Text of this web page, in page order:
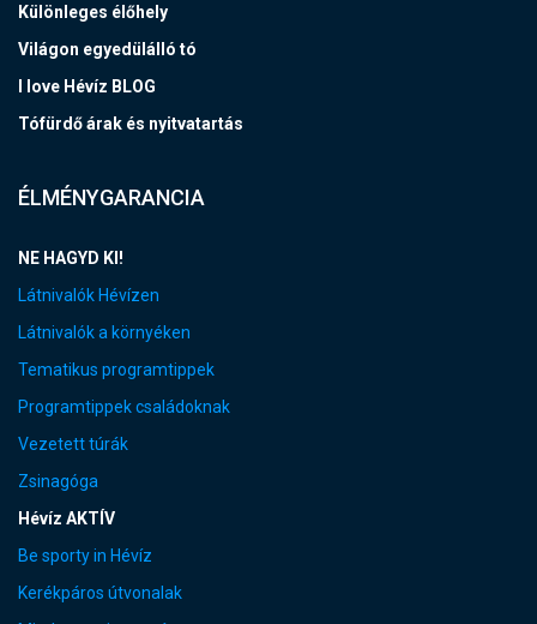
Különleges élőhely
Világon egyedülálló tó
I love Hévíz BLOG
Tófürdő árak és nyitvatartás
ÉLMÉNYGARANCIA
NE HAGYD KI!
Látnivalók Hévízen
Látnivalók a környéken
Tematikus programtippek
Programtippek családoknak
Vezetett túrák
Zsinagóga
Hévíz AKTÍV
Be sporty in Hévíz
Kerékpáros útvonalak